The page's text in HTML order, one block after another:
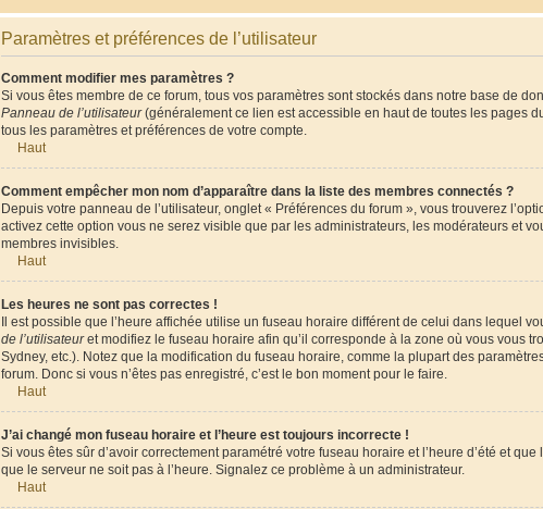
Paramètres et préférences de l’utilisateur
Comment modifier mes paramètres ?
Si vous êtes membre de ce forum, tous vos paramètres sont stockés dans notre base de
Panneau de l’utilisateur(généralement ce lien est accessible en haut de toutes les pages
tous les paramètres et préférences de votre compte.
Haut
Comment empêcher mon nom d’apparaître dans la liste des membres connectés ?
Depuis votre panneau de l’utilisateur, onglet « Préférences du forum », vous trouverez
activez cette option vous ne serez visible que par les administrateurs, les modérateurs et
membres invisibles.
Haut
Les heures ne sont pas correctes !
Il est possible que l’heure affichée utilise un fuseau horaire différent de celui dans lequel
de l’utilisateuret modifiez le fuseau horaire afin qu’il corresponde à la zone où vous vous
Sydney, etc.). Notez que la modification du fuseau horaire, comme la plupart des
forum. Donc si vous n’êtes pas enregistré, c’est le bon moment pour le faire.
Haut
J’ai changé mon fuseau horaire et l’heure est toujours incorrecte !
Si vous êtes sûr d’avoir correctement paramétré votre fuseau horaire et l’heure d’été et
que le serveur ne soit pas à l’heure. Signalez ce problème à un administrateur.
Haut